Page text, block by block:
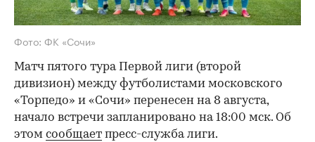
Фото: ФК «Сочи»
Матч пятого тура Первой лиги (второй
дивизион) между футболистами московского
«Торпедо» и «Сочи» перенесен на 8 августа,
начало встречи запланировано на 18:00 мск. Об
этом сообщает пресс-служба лиги.